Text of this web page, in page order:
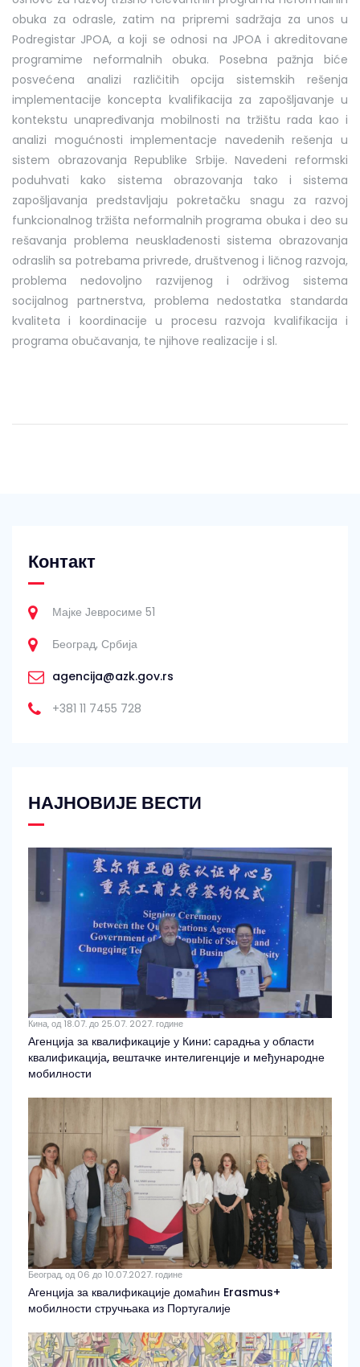
obuka za odrasle, zatim na pripremi sadržaja za unos u
Podregistar JPOA, a koji se odnosi na JPOA i akreditovane
programime neformalnih obuka. Posebna pažnja biće
posvećena analizi različitih opcija sistemskih rešenja
implementacije koncepta kvalifikacija za zapošljavanje u
kontekstu unapređivanja mobilnosti na tržištu rada kao i
analizi mogućnosti implementacje navedenih rešenja u
sistem obrazovanja Republike Srbije. Navedeni reformski
poduhvati kako sistema obrazovanja tako i sistema
zapošljavanja predstavljaju pokretačku snagu za razvoj
funkcionalnog tržišta neformalnih programa obuka i deo su
rešavanja problema neusklađenosti sistema obrazovanja
odraslih sa potrebama privrede, društvenog i ličnog razvoja,
problema nedovoljno razvijenog i održivog sistema
socijalnog partnerstva, problema nedostatka standarda
kvaliteta i koordinacije u procesu razvoja kvalifikacija i
programa obučavanja, te njihove realizacije i sl.
Контакт
Мајке Јевросиме 51
Београд, Србија
agencija@azk.gov.rs
+381 11 7455 728
НАЈНОВИЈЕ ВЕСТИ
Кина, од 18.07. до 25.07. 2027. године
Агенција за квалификације у Кини: сарадња у области
квалификација, вештачке интелигенције и међународне
мобилности
Београд, од 06 до 10.07.2027. године
Агенција за квалификације домаћин Erasmus+
мобилности стручњака из Португалије